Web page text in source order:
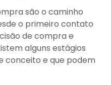
são o caminho
o primeiro contato
de compra e
alguns estágios
conceito e que podem